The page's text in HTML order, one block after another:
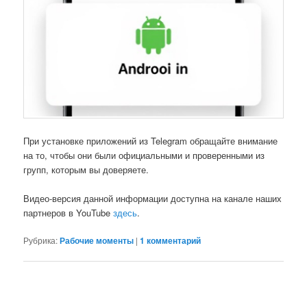
При установке приложений из Telegram обращайте внимание
на то, чтобы они были официальными и проверенными из
групп, которым вы доверяете.
Видео-версия данной информации доступна на канале наших
партнеров в YouTubeздесь.
Рубрика:Рабочие моменты |1 комментарий